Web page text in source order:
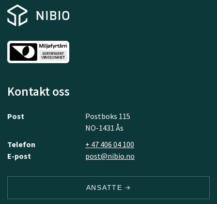
Kontakt oss
Post
Postboks 115
NO-1431 Ås
Telefon
+ 47 406 04 100
E-post
post@nibio.no
ANSATTE